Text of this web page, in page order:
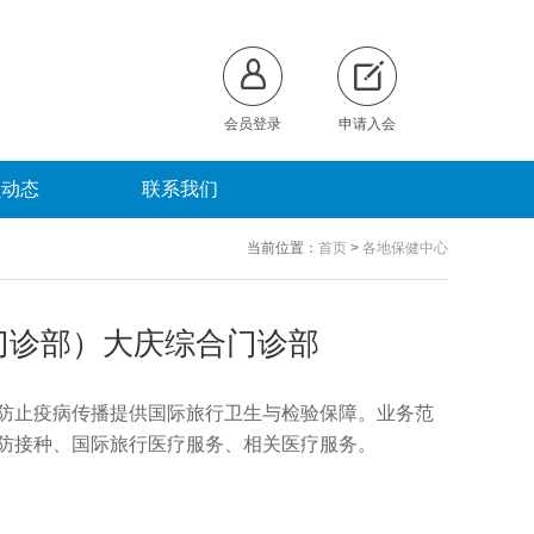
会员登录 申请入会
态 联系我们
当前位置： 首页 > 各地保健中心
部）大庆综合门诊部
止疫病传播提供国际旅行卫生与检验保障。业务范
种、国际旅行医疗服务、相关医疗服务。